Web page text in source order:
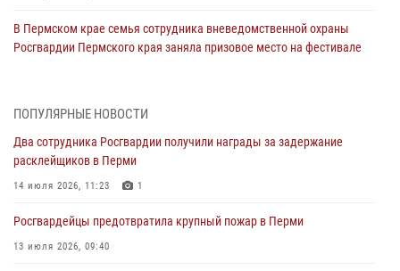
В Пермском крае семья сотрудника вневедомственной охраны
Росгвардии Пермского края заняла призовое место на фестивале
юных спортсменов
03 августа 2026, 10:59
30 июля 2026, 05:19
ПОПУЛЯРНЫЕ НОВОСТИ
Два сотрудника Росгвардии получили награды за задержание
расклейщиков в Перми
14 июля 2026, 11:23 1
Росгвардейцы предотвратила крупный пожар в Перми
13 июля 2026, 09:40